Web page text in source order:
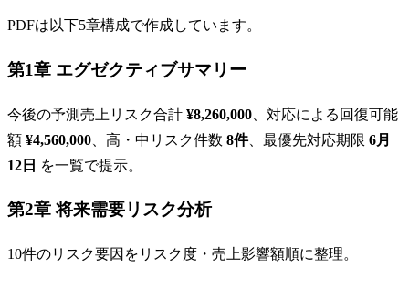
PDFは以下5章構成で作成しています。
第1章 エグゼクティブサマリー
今後の予測売上リスク合計 ¥8,260,000 、対応による回復可能
額 ¥4,560,000 、高・中リスク件数 8件、最優先対応期限 6月
12日 を一覧で提示。
第2章 将来需要リスク分析
10件のリスク要因をリスク度・売上影響額順に整理。